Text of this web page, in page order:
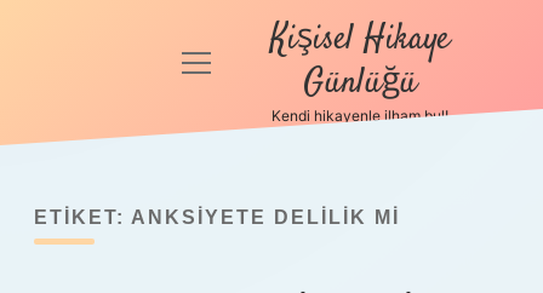
Anasayfa
Politikası
menüyü
Kişisel Hikaye
Günlüğü
Kendi hikayenle ilham bul!
ETIKET: ANKSIYETE DELILIK MI